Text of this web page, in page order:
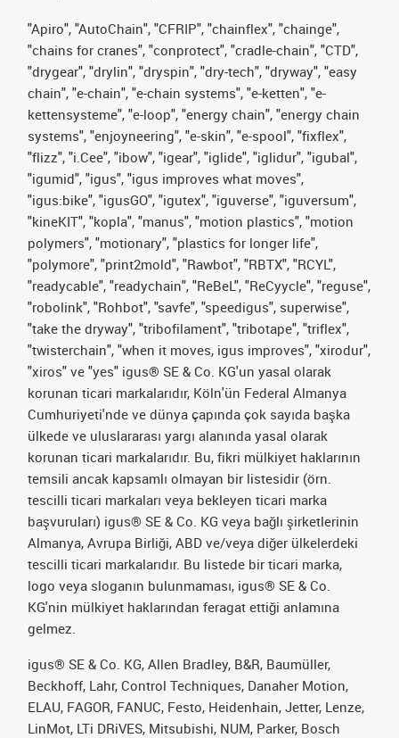
"Apiro", "AutoChain", "CFRIP", "chainflex", "chainge",
"chains for cranes", "conprotect", "cradle-chain", "CTD",
"drygear", "drylin", "dryspin", "dry-tech", "dryway", "easy
chain", "e-chain", "e-chain systems", "e-ketten", "e-
kettensysteme", "e-loop", "energy chain", "energy chain
systems", "enjoyneering", "e-skin", "e-spool", "fixflex",
"flizz", "i.Cee", "ibow", "igear", "iglide", "iglidur", "igubal",
"igumid", "igus", "igus improves what moves",
"igus:bike", "igusGO", "igutex", "iguverse", "iguversum",
"kineKIT", "kopla", "manus", "motion plastics", "motion
polymers", "motionary", "plastics for longer life",
"polymore", "print2mold", "Rawbot", "RBTX", "RCYL",
"readycable", "readychain", "ReBeL", "ReCyycle", "reguse",
"robolink", "Rohbot", "savfe", "speedigus", superwise",
"take the dryway", "tribofilament", "tribotape", "triflex",
"twisterchain", "when it moves, igus improves", "xirodur",
"xiros" ve "yes" igus® SE & Co. KG'un yasal olarak
korunan ticari markalarıdır, Köln'ün Federal Almanya
Cumhuriyeti'nde ve dünya çapında çok sayıda başka
ülkede ve uluslararası yargı alanında yasal olarak
korunan ticari markalarıdır. Bu, fikri mülkiyet haklarının
temsili ancak kapsamlı olmayan bir listesidir (örn.
tescilli ticari markaları veya bekleyen ticari marka
başvuruları) igus® SE & Co. KG veya bağlı şirketlerinin
Almanya, Avrupa Birliği, ABD ve/veya diğer ülkelerdeki
tescilli ticari markalarıdır. Bu listede bir ticari marka,
logo veya sloganın bulunmaması, igus® SE & Co.
KG'nin mülkiyet haklarından feragat ettiği anlamına
gelmez.
igus® SE & Co. KG, Allen Bradley, B&R, Baumüller,
Beckhoff, Lahr, Control Techniques, Danaher Motion,
ELAU, FAGOR, FANUC, Festo, Heidenhain, Jetter, Lenze,
LinMot, LTi DRiVES, Mitsubishi, NUM, Parker, Bosch